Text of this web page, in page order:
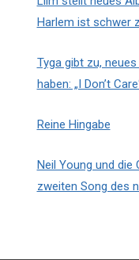
Harlem ist schwer
Tyga gibt zu,
haben: „I Don’t
Reine Hingabe
Neil Young und
zweiten Song des